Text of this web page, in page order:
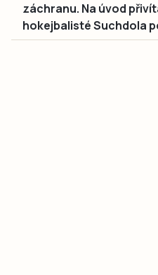
záchranu. Na úvod
hokejbalisté Suchdola